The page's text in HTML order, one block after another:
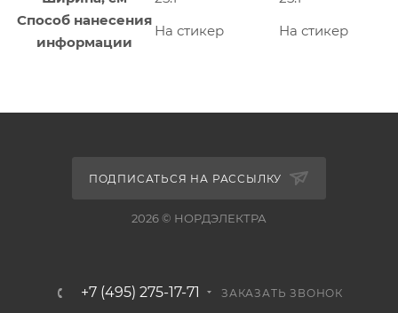
Способ нанесения
информации
На стикер На стикер
ПОДПИСАТЬСЯ НА РАССЫЛКУ
2026 © НОРДЭЛЕКТРА
+7 (495) 275-17-71 ЗАКАЗАТЬ ЗВОНОК